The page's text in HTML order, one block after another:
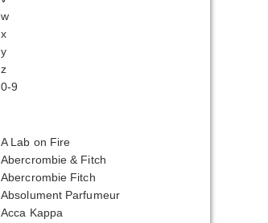
w
x
y
z
0-9
A Lab on Fire
Abercrombie & Fitch
Abercrombie Fitch
Absolument Parfumeur
Acca Kappa